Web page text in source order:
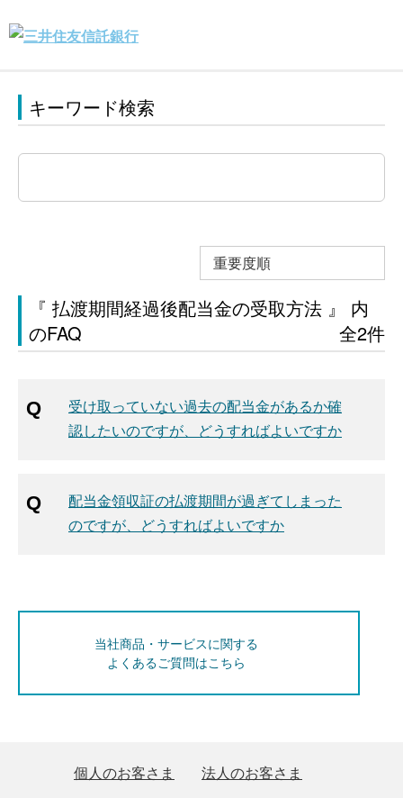
キーワード検索
重要度順
『 払渡期間経過後配当金の受取方法 』 内
のFAQ
全2件
受け取っていない過去の配当金があるか確
認したいのですが、どうすればよいですか
配当金領収証の払渡期間が過ぎてしまった
のですが、どうすればよいですか
当社商品・サービスに関する
よくあるご質問はこちら
個人のお客さま
法人のお客さま